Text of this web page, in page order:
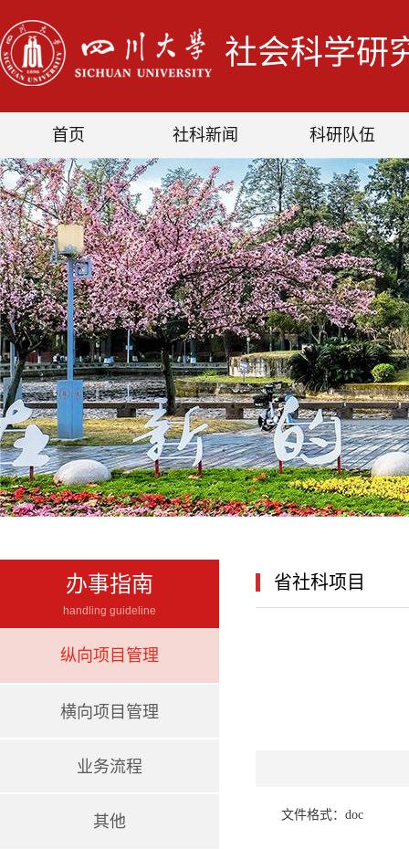
社会科学研
首页 社科新闻 科研队伍
办事指南
handling guideline
纵向项目管理
横向项目管理
业务流程
其他
省社科项目
文件格式：doc